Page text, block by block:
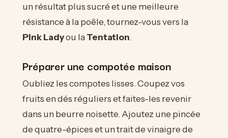
un résultat plus sucré et une meilleure
résistance à la poêle, tournez-vous vers la
Pink Ladyou la Tentation.
Préparer une compotée maison
Oubliez les compotes lisses. Coupez vos
fruits en dés réguliers et faites-les revenir
dans un beurre noisette. Ajoutez une pincée
de quatre-épices et un trait de vinaigre de